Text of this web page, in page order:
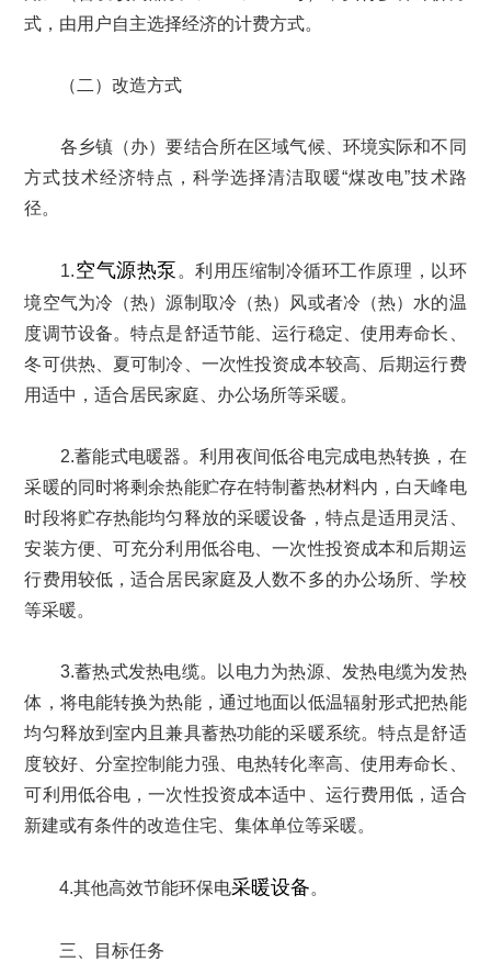
式，由用户自主选择经济的计费方式。
（二）改造方式
各乡镇（办）要结合所在区域气候、环境实际和不同
方式技术经济特点，科学选择清洁取暖“煤改电”技术路
径。
1.空气源热泵 。利用压缩制冷循环工作原理，以环
境空气为冷（热）源制取冷（热）风或者冷（热）水的温
度调节设备。特点是舒适节能、运行稳定、使用寿命长、
冬可供热、夏可制冷、一次性投资成本较高、后期运行费
用适中，适合居民家庭、办公场所等采暖。
2.蓄能式电暖器。利用夜间低谷电完成电热转换，在
采暖的同时将剩余热能贮存在特制蓄热材料内，白天峰电
时段将贮存热能均匀释放的采暖设备，特点是适用灵活、
安装方便、可充分利用低谷电、一次性投资成本和后期运
行费用较低，适合居民家庭及人数不多的办公场所、学校
等采暖。
3.蓄热式发热电缆。以电力为热源、发热电缆为发热
体，将电能转换为热能，通过地面以低温辐射形式把热能
均匀释放到室内且兼具蓄热功能的采暖系统。特点是舒适
度较好、分室控制能力强、电热转化率高、使用寿命长、
可利用低谷电，一次性投资成本适中、运行费用低，适合
新建或有条件的改造住宅、集体单位等采暖。
4.其他高效节能环保电采暖设备。
三、目标任务